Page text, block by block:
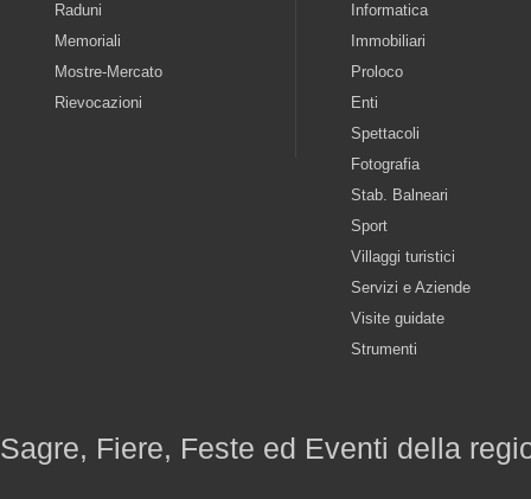
Raduni
Memoriali
Mostre-Mercato
Rievocazioni
Informatica
Immobiliari
Proloco
Enti
Spettacoli
Fotografia
Stab. Balneari
Sport
Villaggi turistici
Servizi e Aziende
Visite guidate
Strumenti
Sagre, Fiere, Feste ed Eventi della